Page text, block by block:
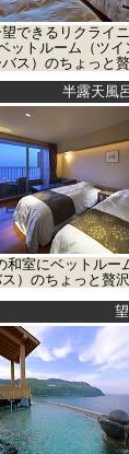
できるリクライ
ットルーム（ツ
ス）のちょっと
半露天風
和室にベットルー
）のちょっと贅